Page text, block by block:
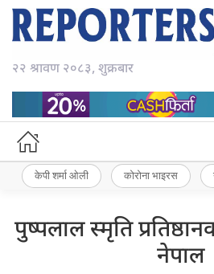
२२ श्रावण २०८३, शुक्रबार
केपी शर्मा ओली कोरोना भाइरस
पुष्पलाल स्मृति
नेपाल